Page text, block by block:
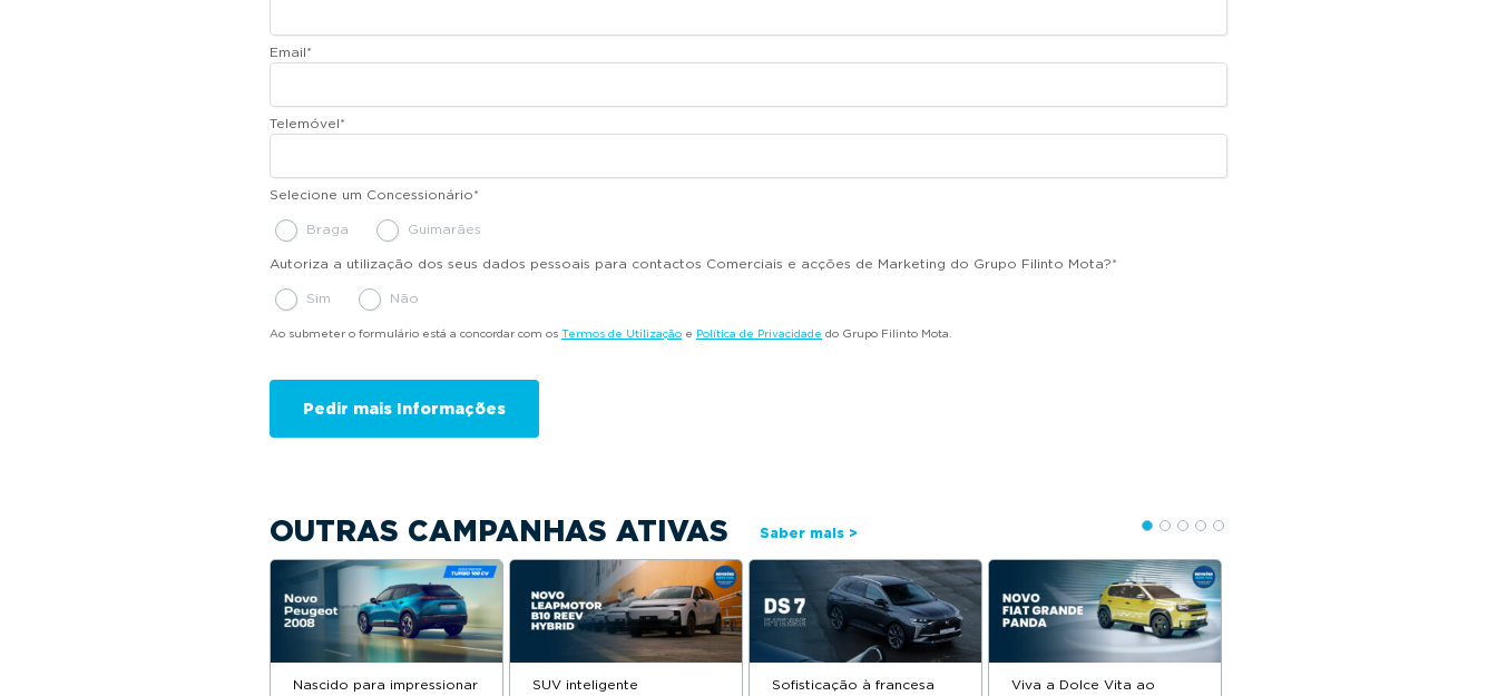
Email*
Telemóvel*
Selecione um Concessionário*
Braga Guimarães
Autoriza a utilização dos seus dados pessoais para contactos Comerciais e acções de Marketing do Grupo Filinto Mota?*
Sim Não
Ao submeter o formulário está a concordar com os Termos de Utilização e Política de Privacidade do Grupo Filinto Mota.
OUTRAS CAMPANHAS ATIVAS Saber mais >
Nascido para impressionar SUV inteligente Sofisticação à francesa
Viva a Dolce Vita ao